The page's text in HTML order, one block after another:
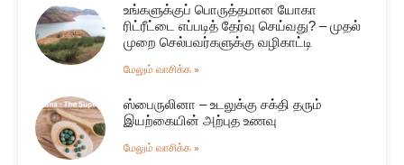
உங்களுக்குப் பொருத்தமான யோகா
ரிட்ரீட்டை எப்படித் தேர்வு செய்வது? – முதல்
முறை செல்பவர்களுக்கு வழிகாட்டி
மேலும் வாசிக்க »
ஸ்பைருலினா – உடலுக்கு சக்தி தரும்
இயற்கையின் அற்புத உணவு
மேலும் வாசிக்க »